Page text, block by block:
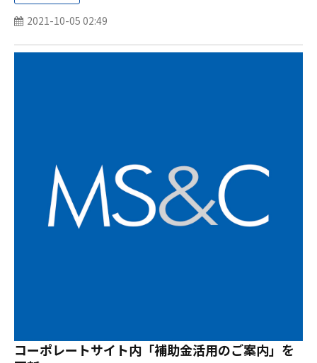
2021-10-05 02:49
コーポレートサイト内「補助金活用のご案内」を